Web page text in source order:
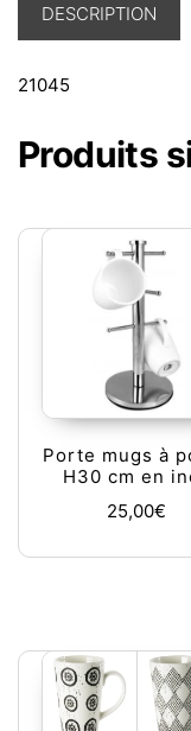
DESCRIPTION
21045
Produits
Porte mugs à
H30 cm en
25,00€